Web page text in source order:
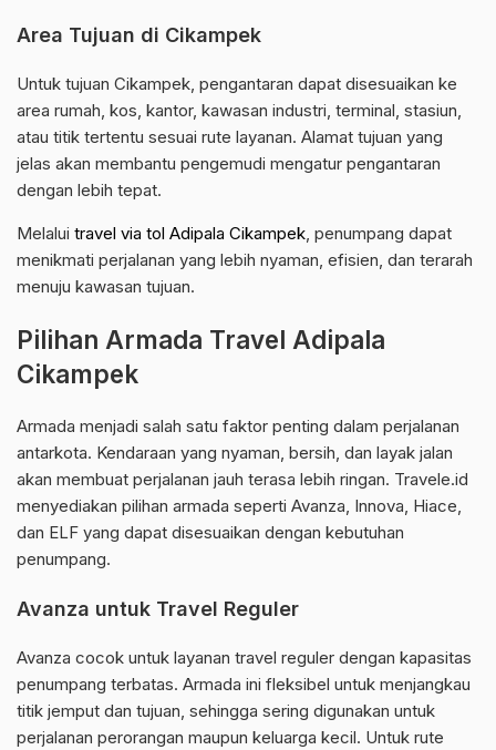
Area Tujuan di Cikampek
Untuk tujuan Cikampek, pengantaran dapat disesuaikan ke
area rumah, kos, kantor, kawasan industri, terminal, stasiun,
atau titik tertentu sesuai rute layanan. Alamat tujuan yang
jelas akan membantu pengemudi mengatur pengantaran
dengan lebih tepat.
Melalui travel via tol Adipala Cikampek, penumpang dapat
menikmati perjalanan yang lebih nyaman, efisien, dan terarah
menuju kawasan tujuan.
Pilihan Armada Travel Adipala
Cikampek
Armada menjadi salah satu faktor penting dalam perjalanan
antarkota. Kendaraan yang nyaman, bersih, dan layak jalan
akan membuat perjalanan jauh terasa lebih ringan. Travele.id
menyediakan pilihan armada seperti Avanza, Innova, Hiace,
dan ELF yang dapat disesuaikan dengan kebutuhan
penumpang.
Avanza untuk Travel Reguler
Avanza cocok untuk layanan travel reguler dengan kapasitas
penumpang terbatas. Armada ini fleksibel untuk menjangkau
titik jemput dan tujuan, sehingga sering digunakan untuk
perjalanan perorangan maupun keluarga kecil. Untuk rute